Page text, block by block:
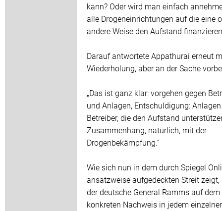
kann? Oder wird man einfach
alle Drogeneinrichtungen auf die eine
andere Weise den Aufstand
Darauf antwortete Appathurai erneut
Wiederholung, aber an der Sache
„Das ist ganz klar: vorgehen gegen
und Anlagen, Entschuldigung:
Betreiber, die den Aufstand
Zusammenhang, natürlich, mit der
Drogenbekämpfung.“
Wie sich nun in dem durch Spiegel
ansatzweise aufgedeckten Streit zeigt,
der deutsche General Ramms auf dem
konkreten Nachweis in jedem